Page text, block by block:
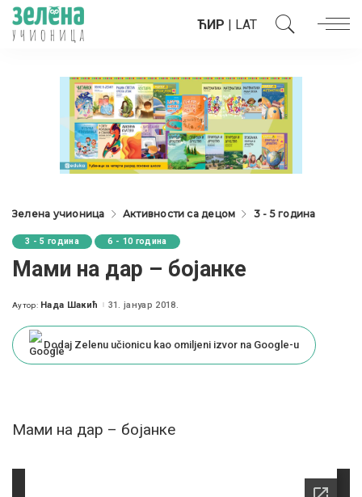
ЋИР | LAT
Зелена учионица Активности са децом 3 - 5 година
3 - 5 година 6 - 10 година
Мами на дар – бојанке
Posted
Аутор: Нада Шакић 31. јануар 2018.
Dodaj Zelenu učionicu kao omiljeni izvor na Google-u
Мами на дар – бојанке